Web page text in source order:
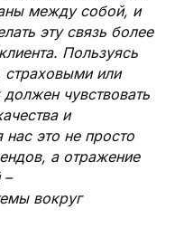
между собой, и
эту связь более
Пользуясь
или
чувствовать
и
нас это не просто
а отражение
–
вокруг